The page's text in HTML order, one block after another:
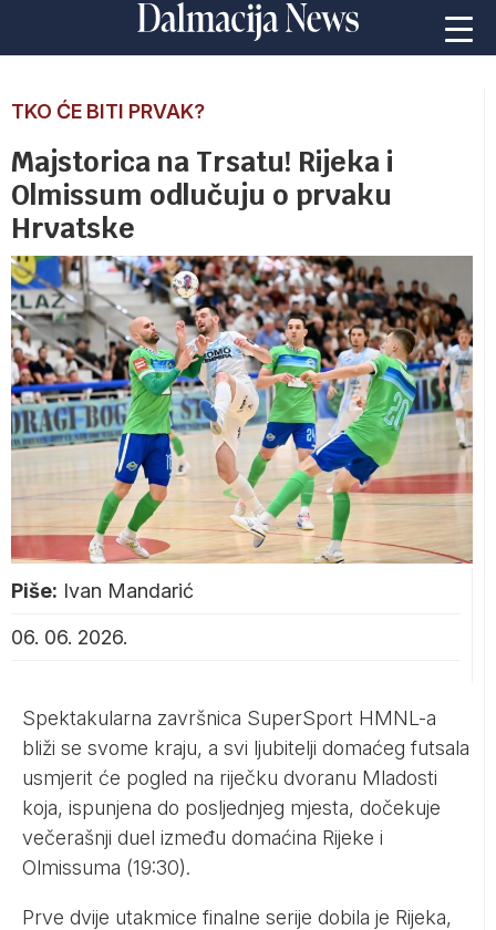
TKO ĆE BITI PRVAK?
Majstorica na Trsatu! Rijeka i
Olmissum odlučuju o prvaku
Hrvatske
Piše: Ivan Mandarić
06. 06. 2026.
Spektakularna završnica SuperSport HMNL-a
bliži se svome kraju, a svi ljubitelji domaćeg futsala
usmjerit će pogled na riječku dvoranu Mladosti
koja, ispunjena do posljednjeg mjesta, dočekuje
večerašnji duel između domaćina Rijeke i
Olmissuma (19:30).
Prve dvije utakmice finalne serije dobila je Rijeka,